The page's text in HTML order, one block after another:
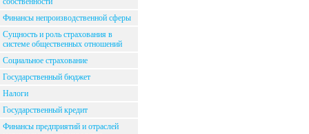
Финансы непроизводственной сферы
Сущность и роль страхования в
системе общественных отношений
Социальное страхование
Государственный бюджет
Налоги
Государственный кредит
Финансы предприятий и отраслей